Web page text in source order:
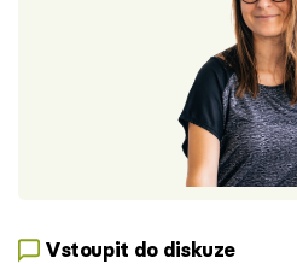
Vstoupit do diskuze